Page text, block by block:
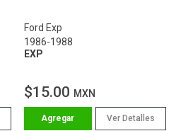
Ford Exp
1986-1988
EXP
$15.00 MXN
Ver Detalles